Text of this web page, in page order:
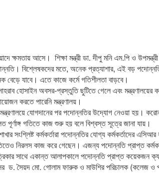
ক্ষমতায় আসে। শিক্ষা মন্ত্রী ডা. দীপু মনি এম.পি ও
বিশ্লেষকদের মতে, অনেক প্রত্যাশার, এই বড়
বেড়ে যাবে। এতে কাজে কর্মে গতিশীলতা বাড়বে।
হোসাইন অবসর-প্রস্তুতি ছুটিতে গেলে এবং
করতে পারেনি মন্ত্রণালয়।
মন্ত্রণালয়ে যোগদানের পর পদোন্নতির উদ্যোগ নেওয়া হয়।
গতিতে কাজ শুরু হয় বলে বিশ্বস্ত সূত্রে জানা যায়।
সংশ্লিষ্ট কর্মকর্তারা পদোন্নতির যোগ্য কর্মকর্তাদের
নিরলস কাজ করে গেছেন। এজন্য পদোন্নতি প্রাপ্ত
সাথে একান্ত আলাপকালে পদোন্নতি প্রাপ্ত কয়েকজন
ড. সৈয়দ মো. গোলাম ফারুক ও মাউশির পরিচালক (কলেজ ও